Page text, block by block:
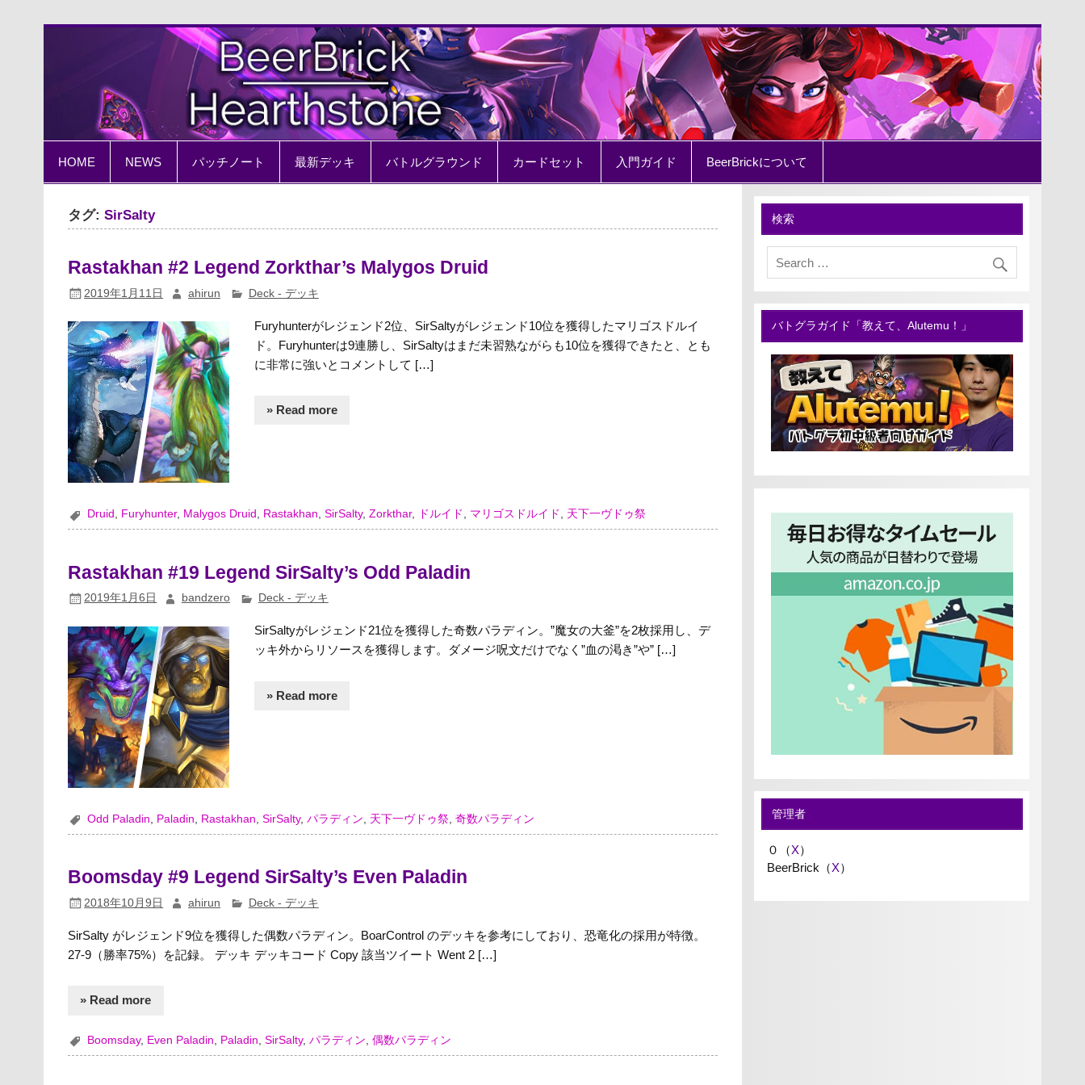
BeerBrick Hearthstone
ハースストーン情報サイト
HOME NEWS パッチノート 最新デッキ バトルグラウンド カードセット 入門ガイド BeerBrickについて
タグ:SirSalty
Rastakhan #2 Legend Zorkthar’s Malygos Druid
2019年1月11日 ahirun Deck - デッキ
Furyhunterがレジェンド2位、SirSaltyがレジェンド10位を獲得したマリゴスドルイ
ド。Furyhunterは9連勝し、SirSaltyはまだ未習熟ながらも10位を獲得できたと、とも
に非常に強いとコメントして […]
» Read more
Druid , Furyhunter, Malygos Druid , Rastakhan,SirSalty,Zorkthar, ドルイド , マリゴスドルイド , 天下一ヴドゥ祭
Rastakhan #19 Legend SirSalty’s Odd Paladin
2019年1月6日 bandzero Deck - デッキ
SirSaltyがレジェンド21位を獲得した奇数パラディン。”魔女の大釜”を2枚採用し、デ
ッキ外からリソースを獲得します。ダメージ呪文だけでなく”血の渇き”や” […]
» Read more
Odd Paladin Paladin Rastakhan ,SirSalty,パラディン 天下一ヴドゥ祭 ,奇数パラディン
Boomsday #9 Legend SirSalty’s Even Paladin
2018年10月9日 ahirun Deck - デッキ
SirSalty がレジェンド9位を獲得した偶数パラディン。BoarControl のデッキを参考にしており、恐竜化の採用が特徴。
27-9（勝率75%）を記録。 デッキ デッキコード Copy 該当ツイート Went 2 […]
» Read more
Boomsday, Even Paladin Paladin ,SirSalty,パラディン ,偶数パラディン
検索
バトグラガイド「教えて、Alutemu！」
管理者
０（X）
BeerBrick（X）